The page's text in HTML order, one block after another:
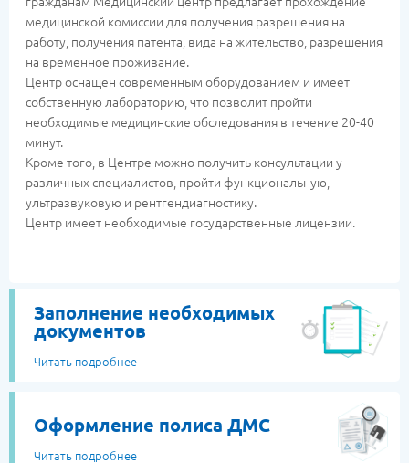
медицинской комиссии для получения разрешения на
работу, получения патента, вида на жительство, разрешения
на временное проживание.
Центр оснащен современным оборудованием и имеет
собственную лабораторию, что позволит пройти
необходимые медицинские обследования в течение 20-40
минут.
Кроме того, в Центре можно получить консультации у
различных специалистов, пройти функциональную,
ультразвуковую и рентгендиагностику.
Центр имеет необходимые государственные лицензии.
Заполнение необходимых
документов
Читать подробнее
Оформление полиса ДМС
Читать подробнее